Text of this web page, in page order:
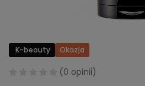
K-beauty Okazja
(0 opinii)